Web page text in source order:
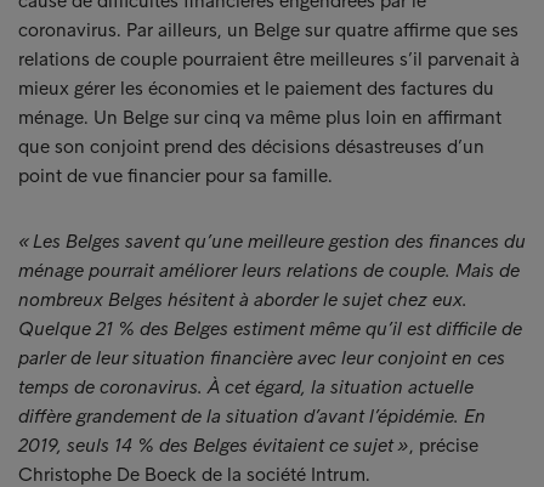
coronavirus. Par ailleurs, un Belge sur quatre affirme que ses
relations de couple pourraient être meilleures s’il parvenait à
mieux gérer les économies et le paiement des factures du
ménage. Un Belge sur cinq va même plus loin en affirmant
que son conjoint prend des décisions désastreuses d’un
point de vue financier pour sa famille.
« Les Belges savent qu’une meilleure gestion des finances du
ménage pourrait améliorer leurs relations de couple. Mais de
nombreux Belges hésitent à aborder le sujet chez eux.
Quelque 21 % des Belges estiment même qu’il est difficile de
parler de leur situation financière avec leur conjoint en ces
temps de coronavirus. À cet égard, la situation actuelle
diffère grandement de la situation d’avant l’épidémie. En
2019, seuls 14 % des Belges évitaient ce sujet », précise
Christophe De Boeck de la société Intrum.